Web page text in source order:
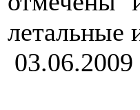
летальные
03.06.2009